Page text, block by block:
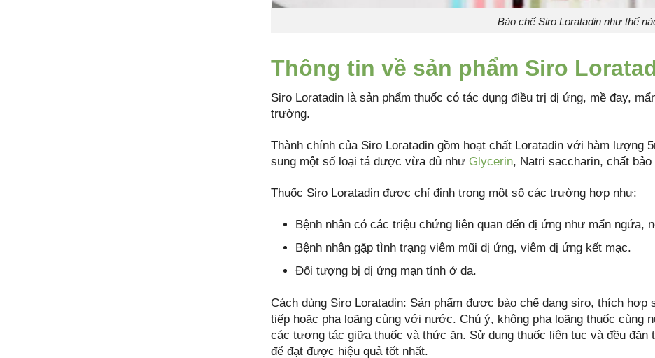
Bào chế Siro Loratadin như thế
Thông tin về sản phẩm Siro
Siro Loratadin là sản phẩm thuốc có tác dụng điều trị dị ứng, mề đay,
trường.
Thành chính của Siro Loratadin gồm hoạt chất Loratadin với hàm lượng
sung một số loại tá dược vừa đủ như Glycerin, Natri saccharin, chất
Thuốc Siro Loratadin được chỉ định trong một số các trường hợp như:
Bệnh nhân có các triệu chứng liên quan đến dị ứng như mẩn ngứa,
Bệnh nhân gặp tình trạng viêm mũi dị ứng, viêm dị ứng kết mạc.
Đối tượng bị dị ứng mạn tính ở da.
Cách dùng Siro Loratadin: Sản phẩm được bào chế dạng siro, thích
tiếp hoặc pha loãng cùng với nước. Chú ý, không pha loãng thuốc
các tương tác giữa thuốc và thức ăn. Sử dụng thuốc liên tục và đều
để đạt được hiệu quả tốt nhất.